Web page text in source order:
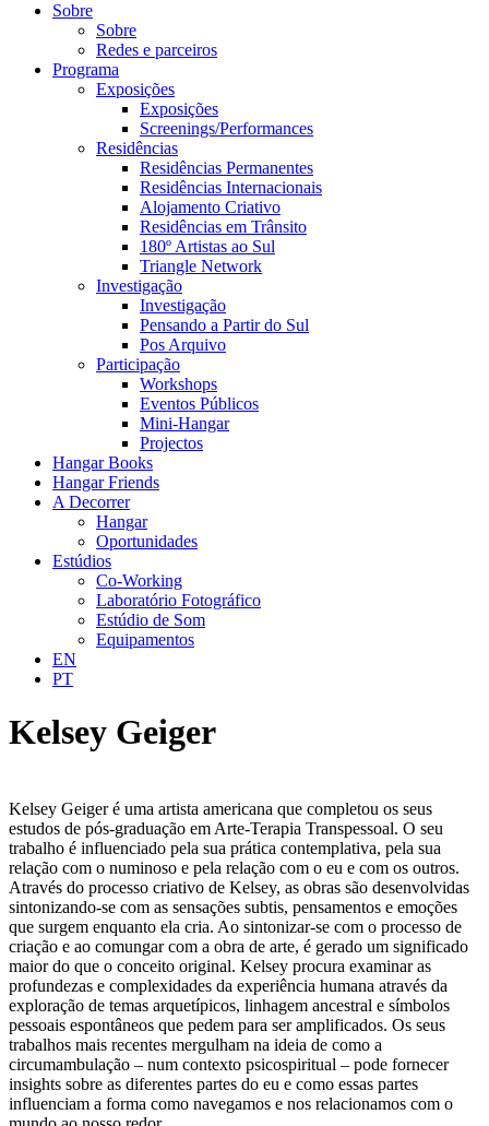
Sobre
Sobre
Redes e parceiros
Programa
Exposições
Exposições
Screenings/Performances
Residências
Residências Permanentes
Residências Internacionais
Alojamento Criativo
Residências em Trânsito
180º Artistas ao Sul
Triangle Network
Investigação
Investigação
Pensando a Partir do Sul
Pos Arquivo
Participação
Workshops
Eventos Públicos
Mini-Hangar
Projectos
Hangar Books
Hangar Friends
A Decorrer
Hangar
Oportunidades
Estúdios
Co-Working
Laboratório Fotográfico
Estúdio de Som
Equipamentos
EN
PT
Kelsey Geiger
Kelsey Geiger é uma artista americana que completou os seus
estudos de pós-graduação em Arte-Terapia Transpessoal. O seu
trabalho é influenciado pela sua prática contemplativa, pela sua
relação com o numinoso e pela relação com o eu e com os outros.
Através do processo criativo de Kelsey, as obras são desenvolvidas
sintonizando-se com as sensações subtis, pensamentos e emoções
que surgem enquanto ela cria. Ao sintonizar-se com o processo de
criação e ao comungar com a obra de arte, é gerado um significado
maior do que o conceito original. Kelsey procura examinar as
profundezas e complexidades da experiência humana através da
exploração de temas arquetípicos, linhagem ancestral e símbolos
pessoais espontâneos que pedem para ser amplificados. Os seus
trabalhos mais recentes mergulham na ideia de como a
circumambulação – num contexto psicospiritual – pode fornecer
insights sobre as diferentes partes do eu e como essas partes
influenciam a forma como navegamos e nos relacionamos com o